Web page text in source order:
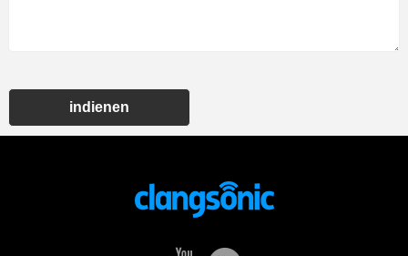
indienen